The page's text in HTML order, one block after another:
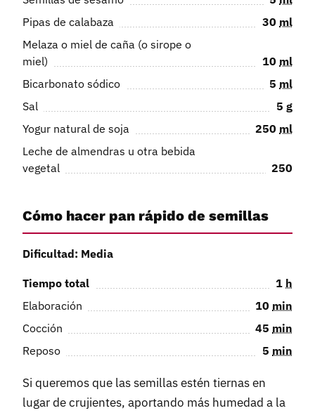
Pipas de calabaza
30 ml
Melaza o miel de caña (o sirope o
miel)
10 ml
Bicarbonato sódico
5 ml
Sal
5 g
Yogur natural de soja
250 ml
Leche de almendras u otra bebida
vegetal
250
Cómo hacer pan rápido de semillas
Dificultad: Media
Tiempo total 1 h
Elaboración
10 min
Cocción
45 min
Reposo
5 min
Si queremos que las semillas estén tiernas en
lugar de crujientes, aportando más humedad a la